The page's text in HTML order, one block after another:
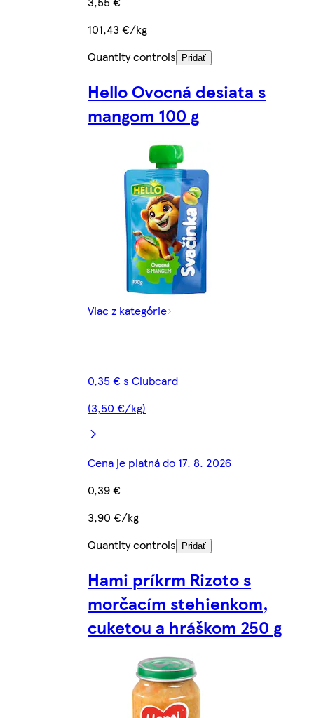
101,43 €/kg
Quantity controls
Pridať
Hello Ovocná desiata s
mangom 100 g
Viac z kategórie
0,35 € s Clubcard
(3,50 €/kg)
Cena je platná do 17. 8. 2026
0,39 €
3,90 €/kg
Quantity controls
Pridať
Hami príkrm Rizoto s
morčacím stehienkom,
cuketou a hráškom 250 g